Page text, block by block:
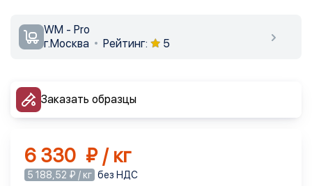
WM - Pro
г.Москва
Рейтинг: 5
Заказать образцы
6 330 ₽ / кг
5 188,52 ₽ / кг без НДС